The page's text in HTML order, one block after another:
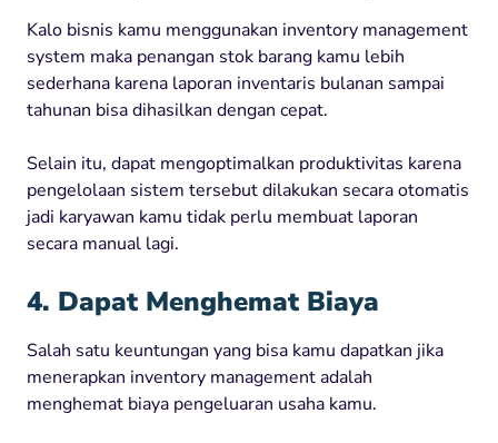
Kalo bisnis kamu menggunakan inventory management
system maka penangan stok barang kamu lebih
sederhana karena laporan inventaris bulanan sampai
tahunan bisa dihasilkan dengan cepat.
Selain itu, dapat mengoptimalkan produktivitas karena
pengelolaan sistem tersebut dilakukan secara otomatis
jadi karyawan kamu tidak perlu membuat laporan
secara manual lagi.
4. Dapat Menghemat Biaya
Salah satu keuntungan yang bisa kamu dapatkan jika
menerapkan inventory management adalah
menghemat biaya pengeluaran usaha kamu.